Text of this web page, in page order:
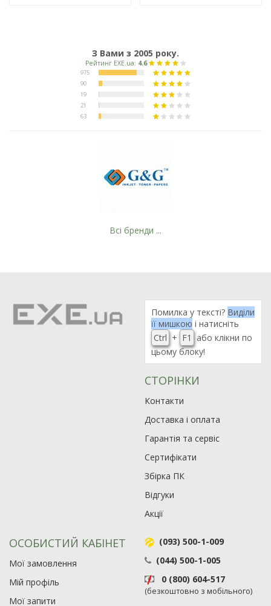
З Вами з 2005 року.
Всі бренди ...
Помилка у тексті? Виділи
її мишкою і натисніть
Ctrl + F1
або клікни по
цьому блоку!
СТОРІНКИ
Контакти
Доставка і оплата
Гарантія та сервіс
Сертифікати
Збірка ПК
Відгуки
Акції
ОСОБИСТИЙ КАБІНЕТ
Мої замовлення
Мій профіль
Мої запити
(093) 500-1-009
(044) 500-1-005
0 (800) 604-517
(безкоштовно з мобільного)